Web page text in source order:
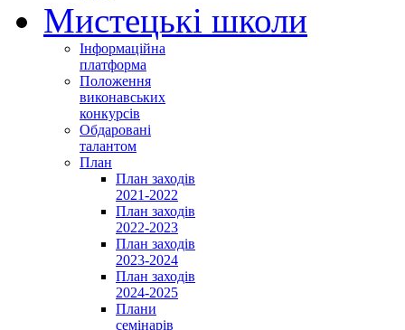
Мистецькі школи
Інформаційна
платформа
Положення
виконавських
конкурсів
Обдаровані
талантом
План
План заходів
2021-2022
План заходів
2022-2023
План заходів
2023-2024
План заходів
2024-2025
Плани
семінарів